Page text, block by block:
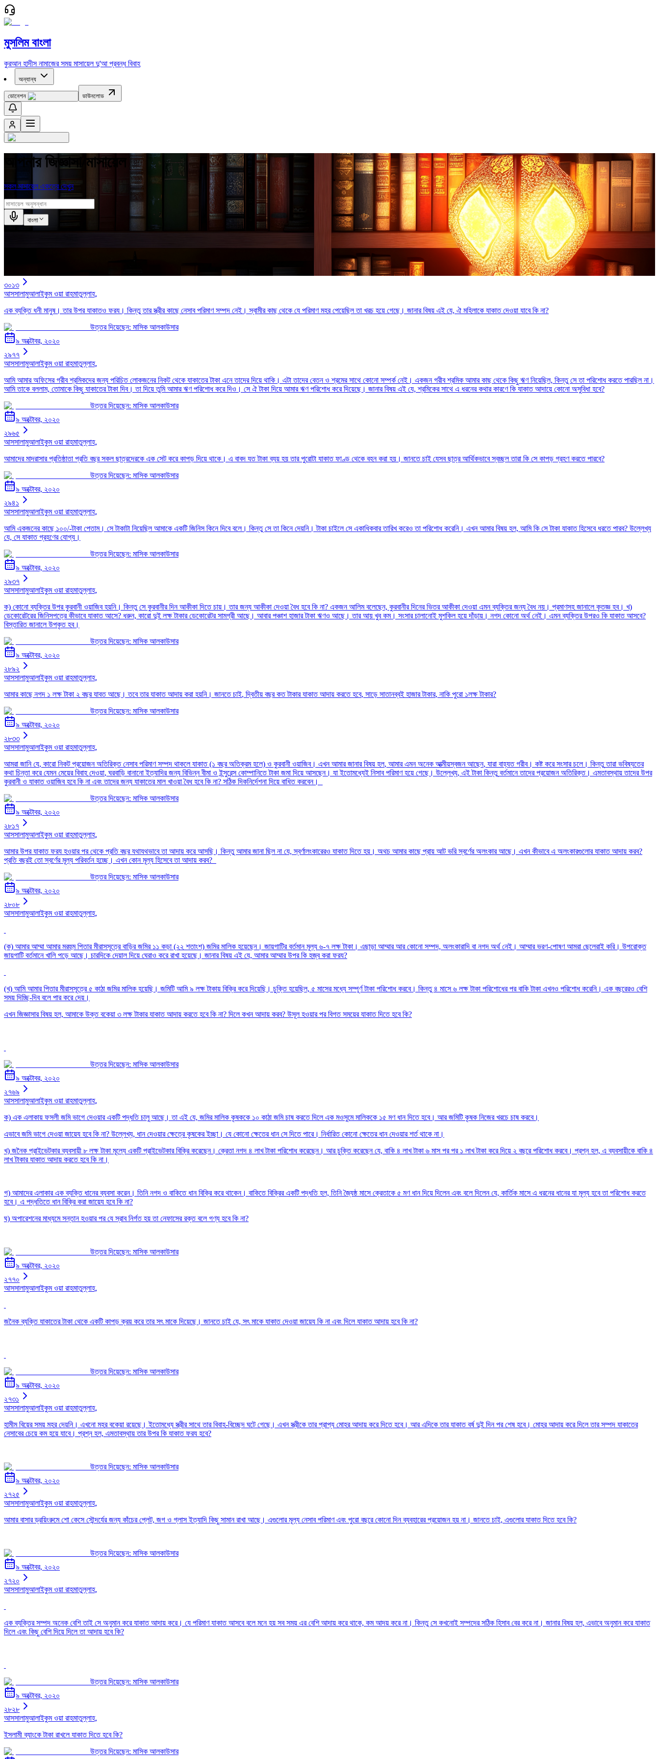
মুসলিম বাংলা
কুরআন হাদীস নামাজের সময় মাসায়েল দু'আ প্রবন্ধ বিবাহ
অন্যান্য
ডোনেশন ডাউনলোড
আপনার জিজ্ঞাসা/মাসায়েল
সকল মাসায়েল একত্রে দেখুন
বাংলা
৩০১৩
আসসালামুআলাইকুম ওয়া রাহমাতুল্লাহ,
এক ব্যক্তি ধনী মানুষ। তার উপর যাকাতও ফরয। কিন্তু তার স্ত্রীর কাছে নেসাব পরিমাণ সম্পদ নেই। স্বামীর কাছ থেকে যে পরিমাণ মহর পেয়েছিল তা খরচ হয়ে গেছে। জানার বিষয় এই যে, ঐ মহিলাকে যাকাত দেওয়া যাবে কি না?
উত্তর দিয়েছেন: মাসিক আলকাউসার
৯ অক্টোবর, ২০২০
২৯৭৭
আসসালামুআলাইকুম ওয়া রাহমাতুল্লাহ,
আমি আমার অফিসের গরীব শ্রমিকদের জন্য পরিচিত লোকজনের নিকট থেকে যাকাতের টাকা এনে তাদের দিয়ে থাকি। এটা তাদের বেতন ও শ্রমের সাথে কোনো সম্পর্ক নেই। একজন গরীব শ্রমিক আমার কাছ থেকে কিছু ঋণ নিয়েছিল, কিন্তু সে তা পরিশোধ করতে পারছিল না।
আমি তাকে বললাম, তোমাকে কিছু যাকাতের টাকা দিব। তা দিয়ে তুমি আমার ঋণ পরিশোধ করে দিও। সে ঐ টাকা দিয়ে আমার ঋণ পরিশোধ করে দিয়েছে। জানার বিষয় এই যে, শ্রমিকের সাথে এ ধরনের কথার কারণে কি যাকাত আদায়ে কোনো অসুবিধা হবে?
উত্তর দিয়েছেন: মাসিক আলকাউসার
৯ অক্টোবর, ২০২০
২৯৬৫
আসসালামুআলাইকুম ওয়া রাহমাতুল্লাহ,
আমাদের মাদরাসার প্রতিষ্ঠাতা প্রতি বছর সকল ছাত্রদেরকে এক সেট করে কাপড় দিয়ে থাকে। এ বাবদ যত টাকা ব্যয় হয় তার পুরোটা যাকাত ফাণ্ড থেকে বহন করা হয়। জানতে চাই যেসব ছাত্র আর্থিকভাবে স্বচ্ছল তারা কি সে কাপড় গ্রহণ করতে পারবে?
উত্তর দিয়েছেন: মাসিক আলকাউসার
৯ অক্টোবর, ২০২০
২৯৪১
আসসালামুআলাইকুম ওয়া রাহমাতুল্লাহ,
আমি একজনের কাছে ১০০/-টাকা পেতাম। সে টাকাটা নিয়েছিল আমাকে একটি জিনিস কিনে দিবে বলে। কিন্তু সে তা কিনে দেয়নি। টাকা চাইলে সে একাধিকবার তারিখ করেও তা পরিশোধ করেনি। এখন আমার বিষয় হল, আমি কি সে টাকা যাকাত হিসেবে ধরতে পারব? উল্লেখ্য
যে, সে যাকাত গ্রহণের যোগ্য।
উত্তর দিয়েছেন: মাসিক আলকাউসার
৯ অক্টোবর, ২০২০
২৯৩৭
আসসালামুআলাইকুম ওয়া রাহমাতুল্লাহ,
ক) কোনো ব্যক্তির উপর কুরবানী ওয়াজিব হয়নি। কিন্তু সে কুরবানীর দিন আকীকা দিতে চায়। তার জন্য আকীকা দেওয়া বৈধ হবে কি না? একজন আলিম বলেছেন, কুরবানীর দিনের ভিতর আকীকা দেওয়া এমন ব্যক্তির জন্য বৈধ নয়। প্রমাণসহ জানালে কৃতজ্ঞ হব। খ)
ডেকোরেটরের জিনিসপত্রে কীভাবে যাকাত আসে? ধরুন, কারো দুই লক্ষ টাকার ডেকোরেটর সামগ্রী আছে। আবার পঞ্চাশ হাজার টাকা ঋণও আছে। তার আয় খুব কম। সংসার চালানোই মুশকিল হয়ে দাঁড়ায়। নগদ কোনো অর্থ নেই। এমন ব্যক্তির উপরও কি যাকাত আসবে?
বিস্তারিত জানালে উপকৃত হব।
উত্তর দিয়েছেন: মাসিক আলকাউসার
৯ অক্টোবর, ২০২০
২৮৯২
আসসালামুআলাইকুম ওয়া রাহমাতুল্লাহ,
আমার কাছে নগদ ১ লক্ষ টাকা ২ বছর যাবত আছে। তবে তার যাকাত আদায় করা হয়নি। জানতে চাই, দ্বিতীয় বছর কত টাকার যাকাত আদায় করতে হবে, সাড়ে সাতানব্বই হাজার টাকার, নাকি পুরো ১লক্ষ টাকার?
উত্তর দিয়েছেন: মাসিক আলকাউসার
৯ অক্টোবর, ২০২০
২৮৩৩
আসসালামুআলাইকুম ওয়া রাহমাতুল্লাহ,
আমরা জানি যে, কারো নিকট প্রয়োজন অতিরিক্ত নেসাব পরিমাণ সম্পদ থাকলে যাকাত (১ বছর অতিক্রম হলে) ও কুরবানী ওয়াজিব। এখন আমার জানার বিষয় হল, আমার এমন অনেক আত্মীয়স্বজন আছেন, যারা বাহ্যত গরীব। কষ্ট করে সংসার চলে। কিন্তু তারা ভবিষ্যতের
কথা চিন্তা করে যেমন মেয়ের বিবাহ দেওয়া, ঘরবাড়ি বানানো ইত্যাদির জন্য বিভিন্ন বীমা ও ইন্সুরেন্স কোম্পানিতে টাকা জমা দিয়ে আসছেন। যা ইতোমধ্যেই নিসাব পরিমাণ হয়ে গেছে। উল্লেখ্য, এই টাকা কিন্তু বর্তমানে তাদের প্রয়োজন অতিরিক্ত। এমতাবস্থায় তাদের উপর
কুরবানী ও যাকাত ওয়াজিব হবে কি না এবং তাদের জন্য যাকাতের মাল খাওয়া বৈধ হবে কি না? সঠিক দিকনির্দেশনা দিয়ে বাধিত করবেন।
উত্তর দিয়েছেন: মাসিক আলকাউসার
৯ অক্টোবর, ২০২০
২৮১৭
আসসালামুআলাইকুম ওয়া রাহমাতুল্লাহ,
আমার উপর যাকাত ফরয হওয়ার পর থেকে প্রতি বছর যথাযথভাবে তা আদায় করে আসছি। কিন্তু আমার জানা ছিল না যে, স্বর্ণালংকারেরও যাকাত দিতে হয়। অথচ আমার কাছে প্রায় আট ভরি স্বর্ণের অলংকার আছে। এখন কীভাবে এ অলংকারগুলোর যাকাত আদায় করব?
প্রতি বছরই তো স্বর্ণের মূল্য পরিবর্তন হচ্ছে। এখন কোন মূল্য হিসেবে তা আদায় করব?
উত্তর দিয়েছেন: মাসিক আলকাউসার
৯ অক্টোবর, ২০২০
২৮০৮
আসসালামুআলাইকুম ওয়া রাহমাতুল্লাহ,
(ক) আমার আম্মা আমার মরহুম পিতার মীরাসসূত্রে বাড়ির জমির ১১ কড়া (২২ শতাংশ) জমির মালিক হয়েছেন। জায়গাটির বর্তমান মূল্য ৬-৭ লক্ষ টাকা। এছাড়া আম্মার আর কোনো সম্পদ, অলংকারাদি বা নগদ অর্থ নেই। আম্মার ভরণ-পোষণ আমরা ছেলেরাই করি। উপরোক্ত
জায়গাটি বর্তমানে খালি পড়ে আছে। চারদিকে দেয়াল দিয়ে ঘেরাও করে রাখা হয়েছে। জানার বিষয় এই যে, আমার আম্মার উপর কি হজ্ব করা ফরয?
(খ) আমি আমার পিতার মীরাসসূত্রে ৫ কাঠা জমির মালিক হয়েছি। জমিটি আমি ৯ লক্ষ টাকায় বিক্রি করে দিয়েছি। চুক্তি হয়েছিল, ৫ মাসের মধ্যে সম্পূর্ণ টাকা পরিশোধ করবে। কিন্তু ৪ মাসে ৬ লক্ষ টাকা পরিশোধের পর বাকি টাকা এখনও পরিশোধ করেনি। এক বছরেরও বেশি
সময় দিচ্ছি-দিব বলে পার করে দেয়।
এখন জিজ্ঞাসার বিষয় হল, আমাকে উক্ত বকেয়া ৩ লক্ষ টাকার যাকাত আদায় করতে হবে কি না? দিলে কখন আদায় করব? উসূল হওয়ার পর বিগত সময়ের যাকাত দিতে হবে কি?
উত্তর দিয়েছেন: মাসিক আলকাউসার
৯ অক্টোবর, ২০২০
২৭৬৯
আসসালামুআলাইকুম ওয়া রাহমাতুল্লাহ,
ক) এক এলাকায় ফসলী জমি ভাগে দেওয়ার একটি পদ্ধতি চালু আছে। তা এই যে, জমির মালিক কৃষককে ১০ কাঠা জমি চাষ করতে দিলে এক মওসুমে মালিককে ১৫ মণ ধান দিতে হবে। আর জমিটি কৃষক নিজের খরচে চাষ করবে।
এভাবে জমি ভাগে দেওয়া জায়েয হবে কি না? উল্লেখ্য, ধান দেওয়ার ক্ষেত্রে কৃষকের ইচ্ছা। যে কোনো ক্ষেতের ধান সে দিতে পারে। নির্ধারিত কোনো ক্ষেতের ধান দেওয়ার শর্ত থাকে না।
খ) জনৈক প্রাইভেটকার ব্যবসায়ী ৮ লক্ষ টাকা মূল্যে একটি প্রাইভেটকার বিক্রি করেছেন। ক্রেতা নগদ ৪ লাখ টাকা পরিশোধ করেছেন। আর চুক্তি করেছেন যে, বাকি ৪ লাখ টাকা ৬ মাস পর পর ১ লাখ টাকা করে দিয়ে ২ বছরে পরিশোধ করবে। প্রশ্ন হল, এ ব্যবসায়ীকে বাকি ৪
লাখ টাকার যাকাত আদায় করতে হবে কি না।
গ) আমাদের এলাকার এক ব্যক্তি ধানের ব্যবসা করেন। তিনি নগদ ও বাকিতে ধান বিক্রি করে থাকেন। বাকিতে বিক্রির একটি পদ্ধতি হল, তিনি জ্যৈষ্ঠ মাসে ক্রেতাকে ৫ মণ ধান দিয়ে দিলেন এবং বলে দিলেন যে, কার্তিক মাসে এ ধরনের ধানের যা মূল্য হবে তা পরিশোধ করতে
হবে। এ পদ্ধতিতে ধান বিক্রি করা জায়েয হবে কি না?
ঘ) অপারেশনের মাধ্যমে সন্তান হওয়ার পর যে স্রাব নির্গত হয় তা নেফাসের রক্ত বলে গণ্য হবে কি না?
উত্তর দিয়েছেন: মাসিক আলকাউসার
৯ অক্টোবর, ২০২০
২৭৭০
আসসালামুআলাইকুম ওয়া রাহমাতুল্লাহ,
জনৈক ব্যক্তি যাকাতের টাকা থেকে একটি কাপড় ক্রয় করে তার সৎ মাকে দিয়েছে। জানতে চাই যে, সৎ মাকে যাকাত দেওয়া জায়েয কি না এবং দিলে যাকাত আদায় হবে কি না?
উত্তর দিয়েছেন: মাসিক আলকাউসার
৯ অক্টোবর, ২০২০
২৭৩১
আসসালামুআলাইকুম ওয়া রাহমাতুল্লাহ,
হামীম বিয়ের সময় মহর দেয়নি। এখনো মহর বকেয়া রয়েছে। ইতোমধ্যে স্ত্রীর সাথে তার বিবাহ-বিচ্ছেদ ঘটে গেছে। এখন স্ত্রীকে তার প্রাপ্য মোহর আদায় করে দিতে হবে। আর এদিকে তার যাকাত বর্ষ দুই দিন পর শেষ হবে। মোহর আদায় করে দিলে তার সম্পদ যাকাতের
নেসাবের চেয়ে কম হয়ে যাবে। প্রশ্ন হল, এমতাবস্থায় তার উপর কি যাকাত ফরয হবে?
উত্তর দিয়েছেন: মাসিক আলকাউসার
৯ অক্টোবর, ২০২০
২৭২৫
আসসালামুআলাইকুম ওয়া রাহমাতুল্লাহ,
আমার বাসার ড্রয়িংরুমে শো কেসে সৌন্দর্যের জন্য কাঁচের প্লেট, জগ ও গ্লাস ইত্যাদি কিছু সামান রাখা আছে। এগুলোর মূল্য নেসাব পরিমাণ এবং পুরো বছরে কোনো দিন ব্যবহারের প্রয়োজন হয় না। জানতে চাই, এগুলোর যাকাত দিতে হবে কি?
উত্তর দিয়েছেন: মাসিক আলকাউসার
৯ অক্টোবর, ২০২০
২৭২০
আসসালামুআলাইকুম ওয়া রাহমাতুল্লাহ,
এক ব্যক্তির সম্পদ অনেক বেশি তাই সে অনুমান করে যাকাত আদায় করে। যে পরিমাণ যাকাত আসবে বলে মনে হয় সব সময় এর বেশি আদায় করে থাকে, কম আদয় করে না। কিন্তু সে কখনোই সম্পদের সঠিক হিসাব বের করে না। জানার বিষয় হল, এভাবে অনুমান করে যাকাত
দিলে এবং কিছু বেশি দিয়ে দিলে তা আদায় হবে কি?
উত্তর দিয়েছেন: মাসিক আলকাউসার
৯ অক্টোবর, ২০২০
২৮২৮
আসসালামুআলাইকুম ওয়া রাহমাতুল্লাহ,
ইসলামী ব্যাংকে টাকা রাখলে যাকাত দিতে হবে কি?
উত্তর দিয়েছেন: মাসিক আলকাউসার